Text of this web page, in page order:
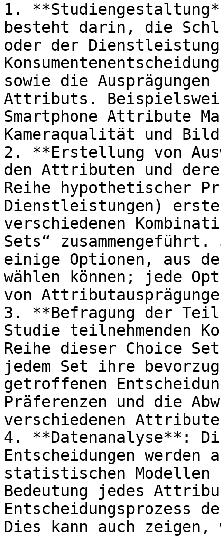
1.
besteht darin, die
oder der
sowie die
Attributs.
Smartphone Attribute
Kameraqualität und
2. **Erstellung von
den Attributen und
Reihe hypothetischer
Dienstleistungen)
verschiedenen
Sets“
einige Optionen, aus
wählen können; jede
von
3. **Befragung der
Studie teilnehmenden
Reihe dieser Choice
jedem Set ihre
getroffenen
Präferenzen und die
verschiedenen
4. **Datenanalyse**:
Entscheidungen werden
statistischen
Bedeutung jedes
Entscheidungsprozess
Dies kann auch zeigen,